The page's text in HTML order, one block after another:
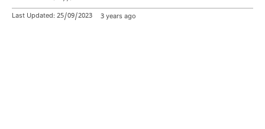
Last Updated: 25/09/2023 3 years ago